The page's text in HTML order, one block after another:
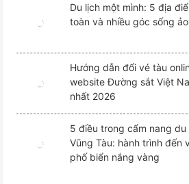
Du lịch một mình: 5 địa
toàn và nhiều góc sống ảo
Hướng dẫn đổi vé tàu
website Đường sắt Việt
nhất 2026
5 điều trong cẩm nang du
Vũng Tàu: hành trình đến
phố biển nắng vàng